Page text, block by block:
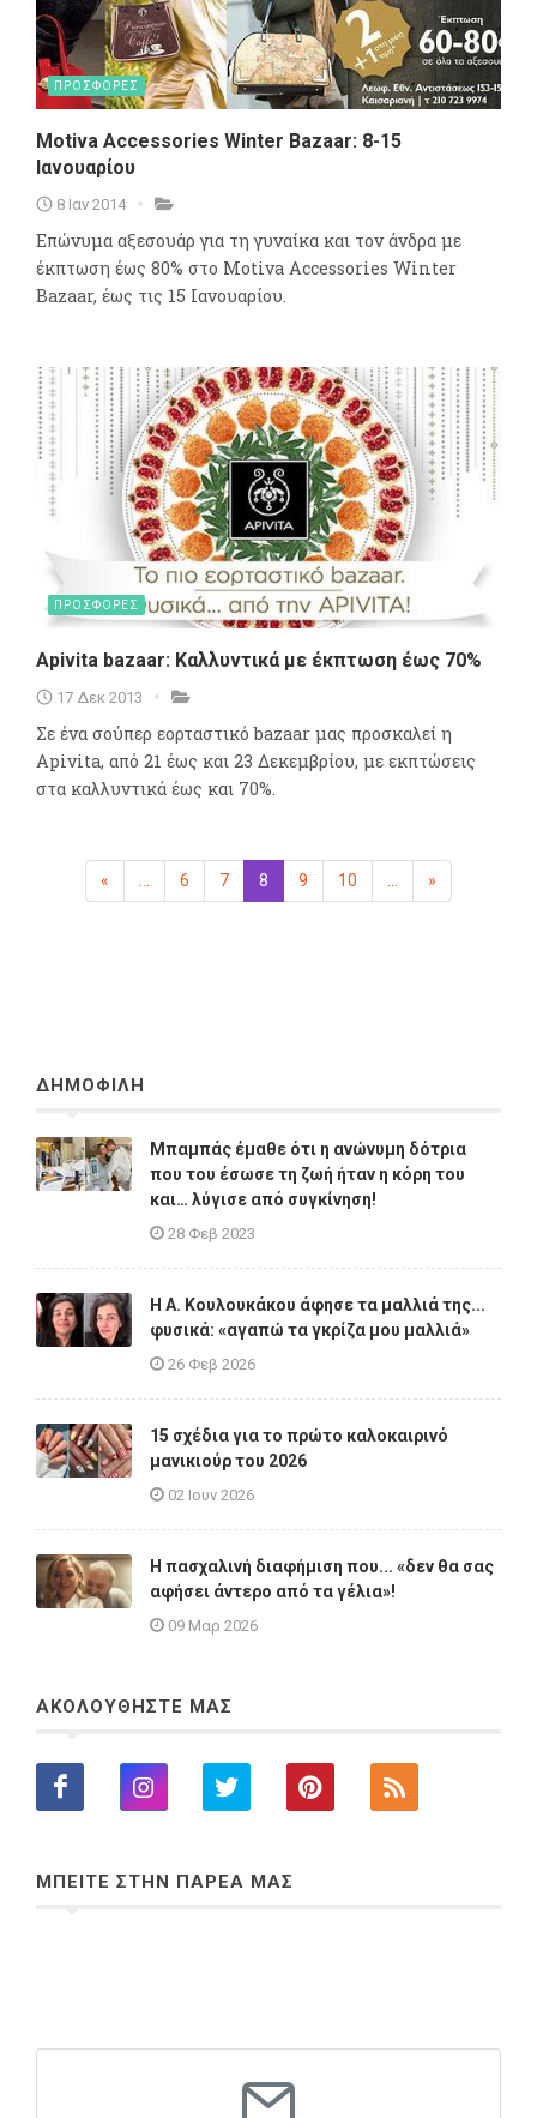
ΠΡΟΣΦΟΡΕΣ
Motiva Accessories Winter Bazaar: 8-15
Ιανουαρίου
8 Ιαν 2014
Επώνυμα αξεσουάρ για τη γυναίκα και τον άνδρα με
έκπτωση έως 80% στο Motiva Accessories Winter
Bazaar, έως τις 15 Ιανουαρίου.
ΠΡΟΣΦΟΡΕΣ
Apivita bazaar: Καλλυντικά με έκπτωση έως 70%
17 Δεκ 2013
Σε ένα σούπερ εορταστικό bazaar μας προσκαλεί η
Apivita, από 21 έως και 23 Δεκεμβρίου, με εκπτώσεις
στα καλλυντικά έως και 70%.
« Προηγούμενη
6 7 8 (επιλεγμένη)
9 10 »
ΔΗΜΟΦΙΛΗ
Μπαμπάς έμαθε ότι η ανώνυμη δότρια
που του έσωσε τη ζωή ήταν η κόρη του
και… λύγισε από συγκίνηση!
28 Φεβ 2023
Η A. Κουλουκάκου άφησε τα μαλλιά της...
φυσικά: «αγαπώ τα γκρίζα μου μαλλιά»
26 Φεβ 2026
15 σχέδια για το πρώτο καλοκαιρινό
μανικιούρ του 2026
02 Ιουν 2026
Η πασχαλινή διαφήμιση που... «δεν θα σας
αφήσει άντερο από τα γέλια»!
09 Μαρ 2026
ΑΚΟΛΟΥΘΗΣΤΕ ΜΑΣ
ΜΠΕΙΤΕ ΣΤΗΝ ΠΑΡΕΑ ΜΑΣ